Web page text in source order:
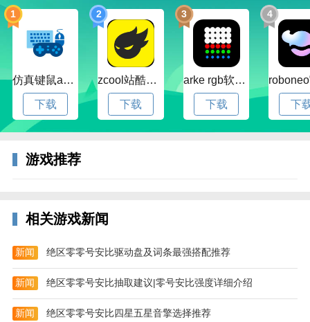
【极速下载】全球用户下载工具，十年下载技术积淀，
打造专业的极速下载体验！
【边下边播】边下载边播放，播放视频从此无需等待，
只为给您提供超凡的视听效果！
软件优势
性能革新：避免使用插件，且极力推行模块之间的异步
协作，更顺畅。
智能分类：下载完成时，会根据文件类型自动分类，省
下载完成。
任务详情：任务详情页，带您探寻下载时鲜为人知的细
节和事件。
任务分组：多个批量任务归纳为一个任务，让您一目了
然。
1
仿真键鼠app官方版下载v1.4.3.58 安卓最新版
下载
2
zcool站酷官方版下载v5.15.0 安卓最新版本
下载
3
arke rgb软件下载v20.0 安卓版
下载
4
下
游戏推荐
相关游戏新闻
新闻 绝区零零号安比驱动盘及词条最强搭配推荐
新闻 绝区零零号安比抽取建议|零号安比强度详细介绍
新闻 绝区零零号安比四星五星音擎选择推荐